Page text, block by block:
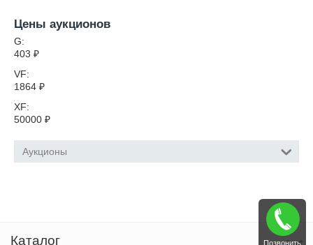
Цены аукционов
G:
403 ₽
VF:
1864 ₽
XF:
50000 ₽
Аукционы
Каталог Позвонить